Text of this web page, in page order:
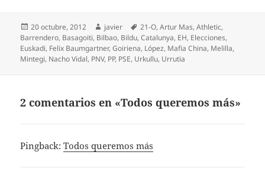
Publicado
el
20 octubre, 2012 Autor
javier Etiquetas
21-O,Artur Mas,Athletic,
Barrendero, Basagoiti, Bilbao, Bildu,Catalunya, EH, Elecciones,
Euskadi, Felix Baumgartner,Goiriena, López, Mafia China, Melilla,
Mintegi, Nacho Vidal, PNV, PP, PSE, Urkullu, Urrutia
2 comentarios en «Todos queremos más»
Pingback:Todos queremos más